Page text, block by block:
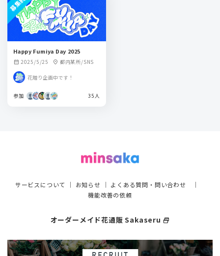
Happy Fumiya Day 2025
calendar_month 2025/5/25 location_on 都内某所/SNS
花贈り企画中です！
参加 35人
サービスについて ｜ お知らせ ｜ よくある質問・問い合わせ ｜
機能改善の依頼
オーダーメイド花通販 Sakaseru select_window